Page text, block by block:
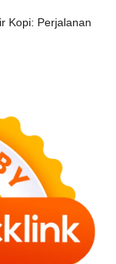
Kopi: Perjalanan